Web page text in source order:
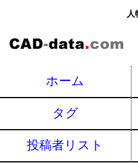
人
ホーム
タグ
投稿者リスト